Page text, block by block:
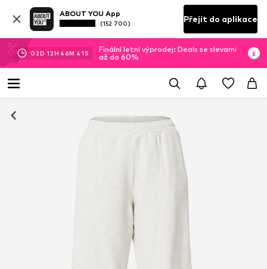
ABOUT YOU App
(152 700) Přejít do aplikace
02D 12H 46M 40 S
Finální letní výprodej: Deals se slevami
až do 60%